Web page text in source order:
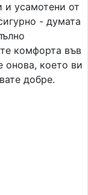
и усамотени от
- думата
комфорта във
онова, което ви
добре.